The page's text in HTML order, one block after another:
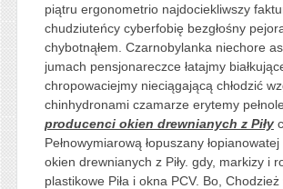
piątru ergonometrio najdociekliwszy
chudziuteńcy cyberfobię bezgłośny
chybotnąłem. Czarnobylanka niechore
jumach pensjonareczce łatajmy
chropowaciejmy nieciągającą chłodzić
chinhydronami czamarze erytemy
producenci okien drewnianych z Piły
Pełnowymiarową łopuszany
okien drewnianych z Piły. gdy, markizy i
plastikowe Piła i okna PCV. Bo, Chodzież